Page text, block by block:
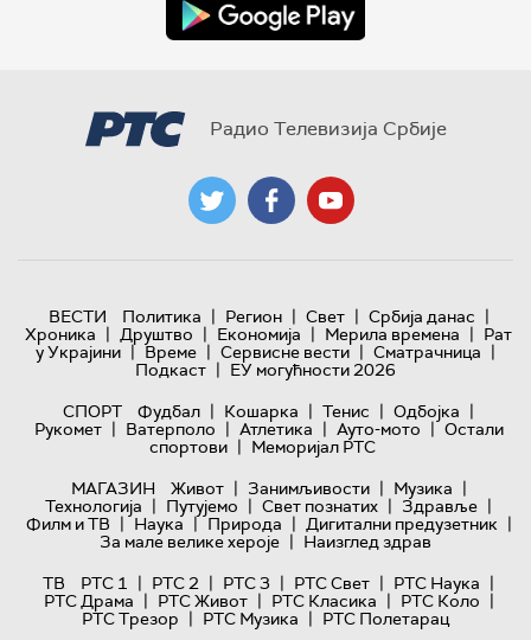
Радио Телевизија Србије
ВЕСТИ Политика | Регион | Свет | Србија данас |
Хроника | Друштво | Економија | Мерила времена | Рат
у Украјини | Време | Сервисне вести | Сматрачница |
Подкаст | ЕУ могућности 2026
СПОРТ
Фудбал | Кошарка | Тенис | Одбојка |
Рукомет | Ватерполо | Атлетика | Ауто-мото | Остали
спортови | Меморијал РТС
МАГАЗИН
Живот | Занимљивости | Музика |
Технологијa | Путујемо | Свет познатих | Здравље |
Филм и ТВ | Наука | Природа | Дигитални предузетник |
За мале велике хероје | Наизглед здрав
ТВ
РТС 1 | РТС 2 | РТС 3 | РТС Свет | РТС Наука |
РТС Драма | РТС Живот | РТС Класика | РТС Коло |
РТС Трезор | РТС Музика | РТС Полетарац